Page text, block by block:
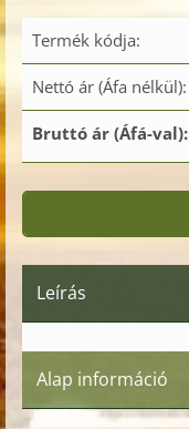
Termék kódja:
Nettó ár (Áfa nélkül):
Bruttó ár (Áfá-val):
Leírás
Alap információ